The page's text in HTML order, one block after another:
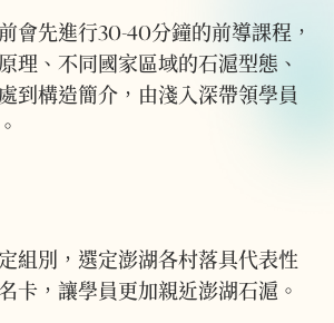
會先進行30-40分鐘的前導課程，
理、不同國家區域的石滬型態、
到構造簡介，由淺入深帶領學員
組別，選定澎湖各村落具代表性
卡，讓學員更加親近澎湖石滬。